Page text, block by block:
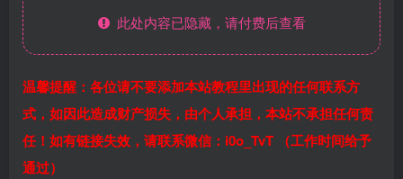
此处内容已隐藏，请付费后查看
温馨提醒：各位请不要添加本站教程里出现的任何联系方
式，如因此造成财产损失，由个人承担，本站不承担任何责
任！如有链接失效，请联系微信：i0o_TvT （工作时间给予
通过）